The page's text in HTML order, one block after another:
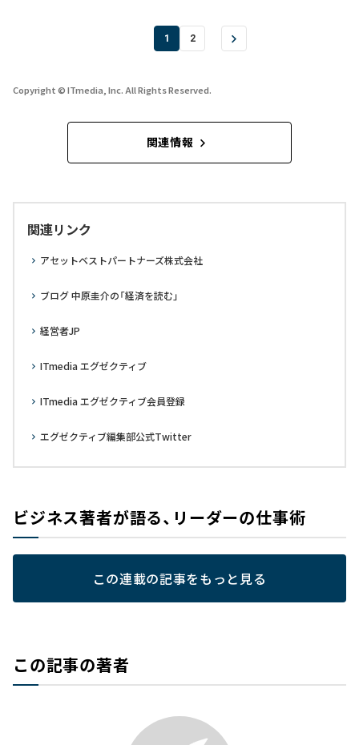
1 2
Copyright © ITmedia, Inc. All Rights Reserved.
関連情報
関連リンク
アセットベストパートナーズ株式会社
ブログ 中原圭介の「経済を読む」
経営者JP
ITmedia エグゼクティブ
ITmedia エグゼクティブ会員登録
エグゼクティブ編集部公式Twitter
ビジネス著者が語る、リーダーの仕事術
この連載の記事をもっと見る
この記事の著者